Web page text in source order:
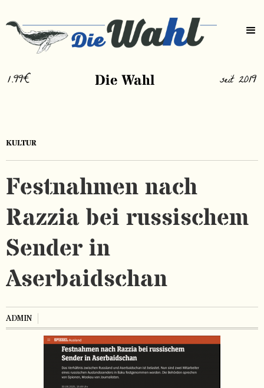
1.99€ Die Wahl seit 2019
KULTUR
Festnahmen nach
Razzia bei russischem
Sender in
Aserbaidschan
ADMIN